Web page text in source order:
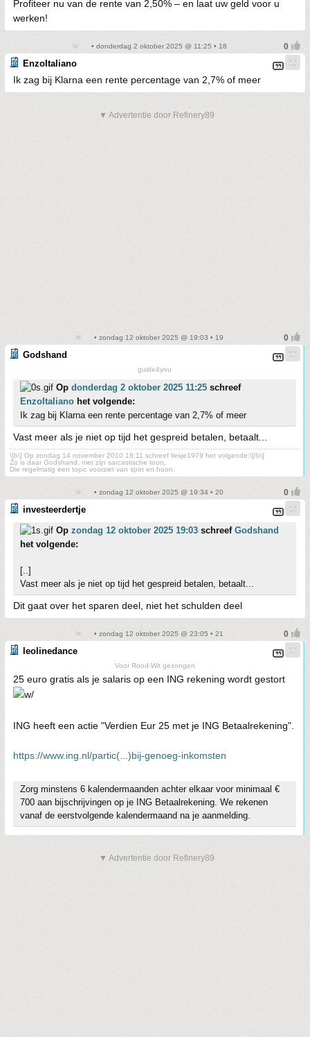
Profiteer nu van de rente van 2,50% – en laat uw geld voor u
werken!
• donderdag 2 oktober 2025 @ 11:25 • 18
EnzoItaliano
Ik zag bij Klarna een rente percentage van 2,7% of meer
▼ Advertentie door Refinery89
• zondag 12 oktober 2025 @ 19:03 • 19
Godshand
guide4you
Op donderdag 2 oktober 2025 11:25 schreef
EnzoItaliano het volgende:
Ik zag bij Klarna een rente percentage van 2,7% of meer
Vast meer als je niet op tijd het gespreid betalen, betaalt...
\[b\] Op zondag 14 november 2010 18:11 schreef liesje1979 het volgende:\[/b\]
Zo is daar Godshand, met zijn sarcastische toon,
Die regelmatig een topic voorziet van spot en hoon.
• zondag 12 oktober 2025 @ 19:34 • 20
investeerdertje
Op zondag 12 oktober 2025 19:03 schreef Godshand
het volgende:
[..]
Vast meer als je niet op tijd het gespreid betalen, betaalt...
Dit gaat over het sparen deel, niet het schulden deel
• zondag 12 oktober 2025 @ 23:05 • 21
leolinedance
Voor Rood-Wit gezongen
25 euro gratis als je salaris op een ING rekening wordt gestort
ING heeft een actie "Verdien Eur 25 met je ING Betaalrekening".
https://www.ing.nl/partic(...)bij-genoeg-inkomsten
Zorg minstens 6 kalendermaanden achter elkaar voor minimaal €
700 aan bijschrijvingen op je ING Betaalrekening. We rekenen
vanaf de eerstvolgende kalendermaand na je aanmelding.
▼ Advertentie door Refinery89